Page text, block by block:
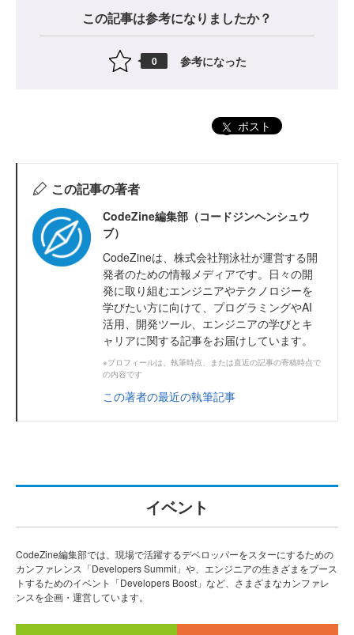
この記事は参考になりましたか？
0 参考になった
ポスト
この記事の著者
CodeZine編集部（コードジンヘンシュウ
ブ）
CodeZineは、株式会社翔泳社が運営する開
発者のための情報メディアです。日々の開
発に取り組むエンジニアやテクノロジーを
学びたい方に向けて、プログラミングやAI
活用、開発ツール、エンジニアの学びとキ
ャリアに関する記事をお届けしています。
※プロフィールは、執筆時点、または直近の記事の寄稿時点で
の内容です
この著者の最近の執筆記事
イベント
CodeZine編集部では、現場で活躍するデベロッパーをスターにするための
カンファレンス「Developers Summit」や、エンジニアの生きざまをブース
トするためのイベント「Developers Boost」など、さまざまなカンファレ
ンスを企画・運営しています。